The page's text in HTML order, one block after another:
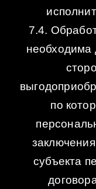
7.4.
необходима
по
субъекта